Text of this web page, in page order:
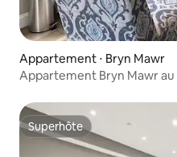
Appartement ⋅ Bryn Mawr
Appartement Bryn Mawr
Superhôte
Superhôte